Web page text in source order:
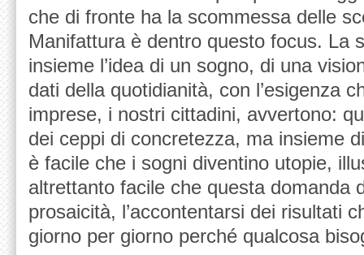
che di fronte ha la scommessa delle
Manifattura è dentro questo focus. La
insieme l’idea di un sogno, di una
dati della quotidianità, con l’esigenza
imprese, i nostri cittadini, avvertono:
dei ceppi di concretezza, ma insieme
è facile che i sogni diventino utopie,
altrettanto facile che questa domanda
prosaicità, l’accontentarsi dei risultati
giorno per giorno perché qualcosa